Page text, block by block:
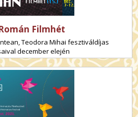
Filmhét
Teodora Mihai fesztiváldíjas
december elején